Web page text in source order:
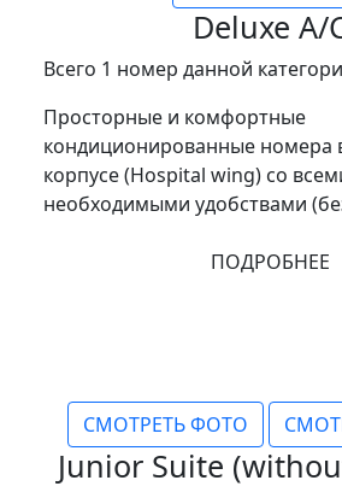
Deluxe A/
Всего 1 номер данной
Просторные и комфортные
кондиционированные номера
корпусе (Hospital wing) со
необходимыми удобствами
ПОДРОБНЕЕ
СМОТРЕТЬ ФОТО
Junior Suite